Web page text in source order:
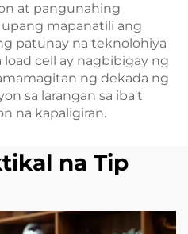
at pangunahing
mapanatili ang
patunay na teknolohiya
cell ay nagbibigay ng
ng dekada ng
sa larangan sa iba't
na kapaligiran.
na Tip